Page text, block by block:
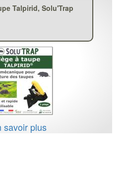
Talpirid, Solu'Trap
savoir plus